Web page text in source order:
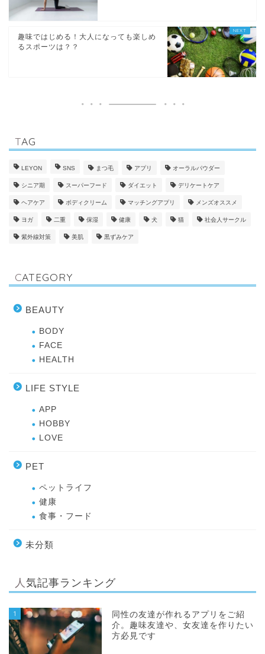
趣味ではじめる！大人になっても楽しめ
るスポーツは？？
TAG
LEYON SNS まつ毛 アプリ オーラルパウダー
シニア期 スーパーフード ダイエット デリケートケア
ヘアケア ボディクリーム マッチングアプリ メンズオススメ
ヨガ 二重 保湿 健康 犬 猫 社会人サークル
紫外線対策 美肌 黒ずみケア
CATEGORY
BEAUTY
BODY
FACE
HEALTH
LIFE STYLE
APP
HOBBY
LOVE
PET
ペットライフ
健康
食事・フード
未分類
人気記事ランキング
1
同性の友達が作れるアプリをご紹
介。趣味友達や、女友達を作りたい
方必見です